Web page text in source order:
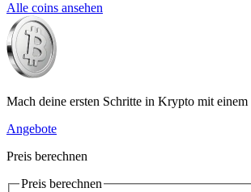
Alle coins ansehen
Mach deine ersten Schritte in Krypto mit einem
Angebote
Preis berechnen
Preis berechnen